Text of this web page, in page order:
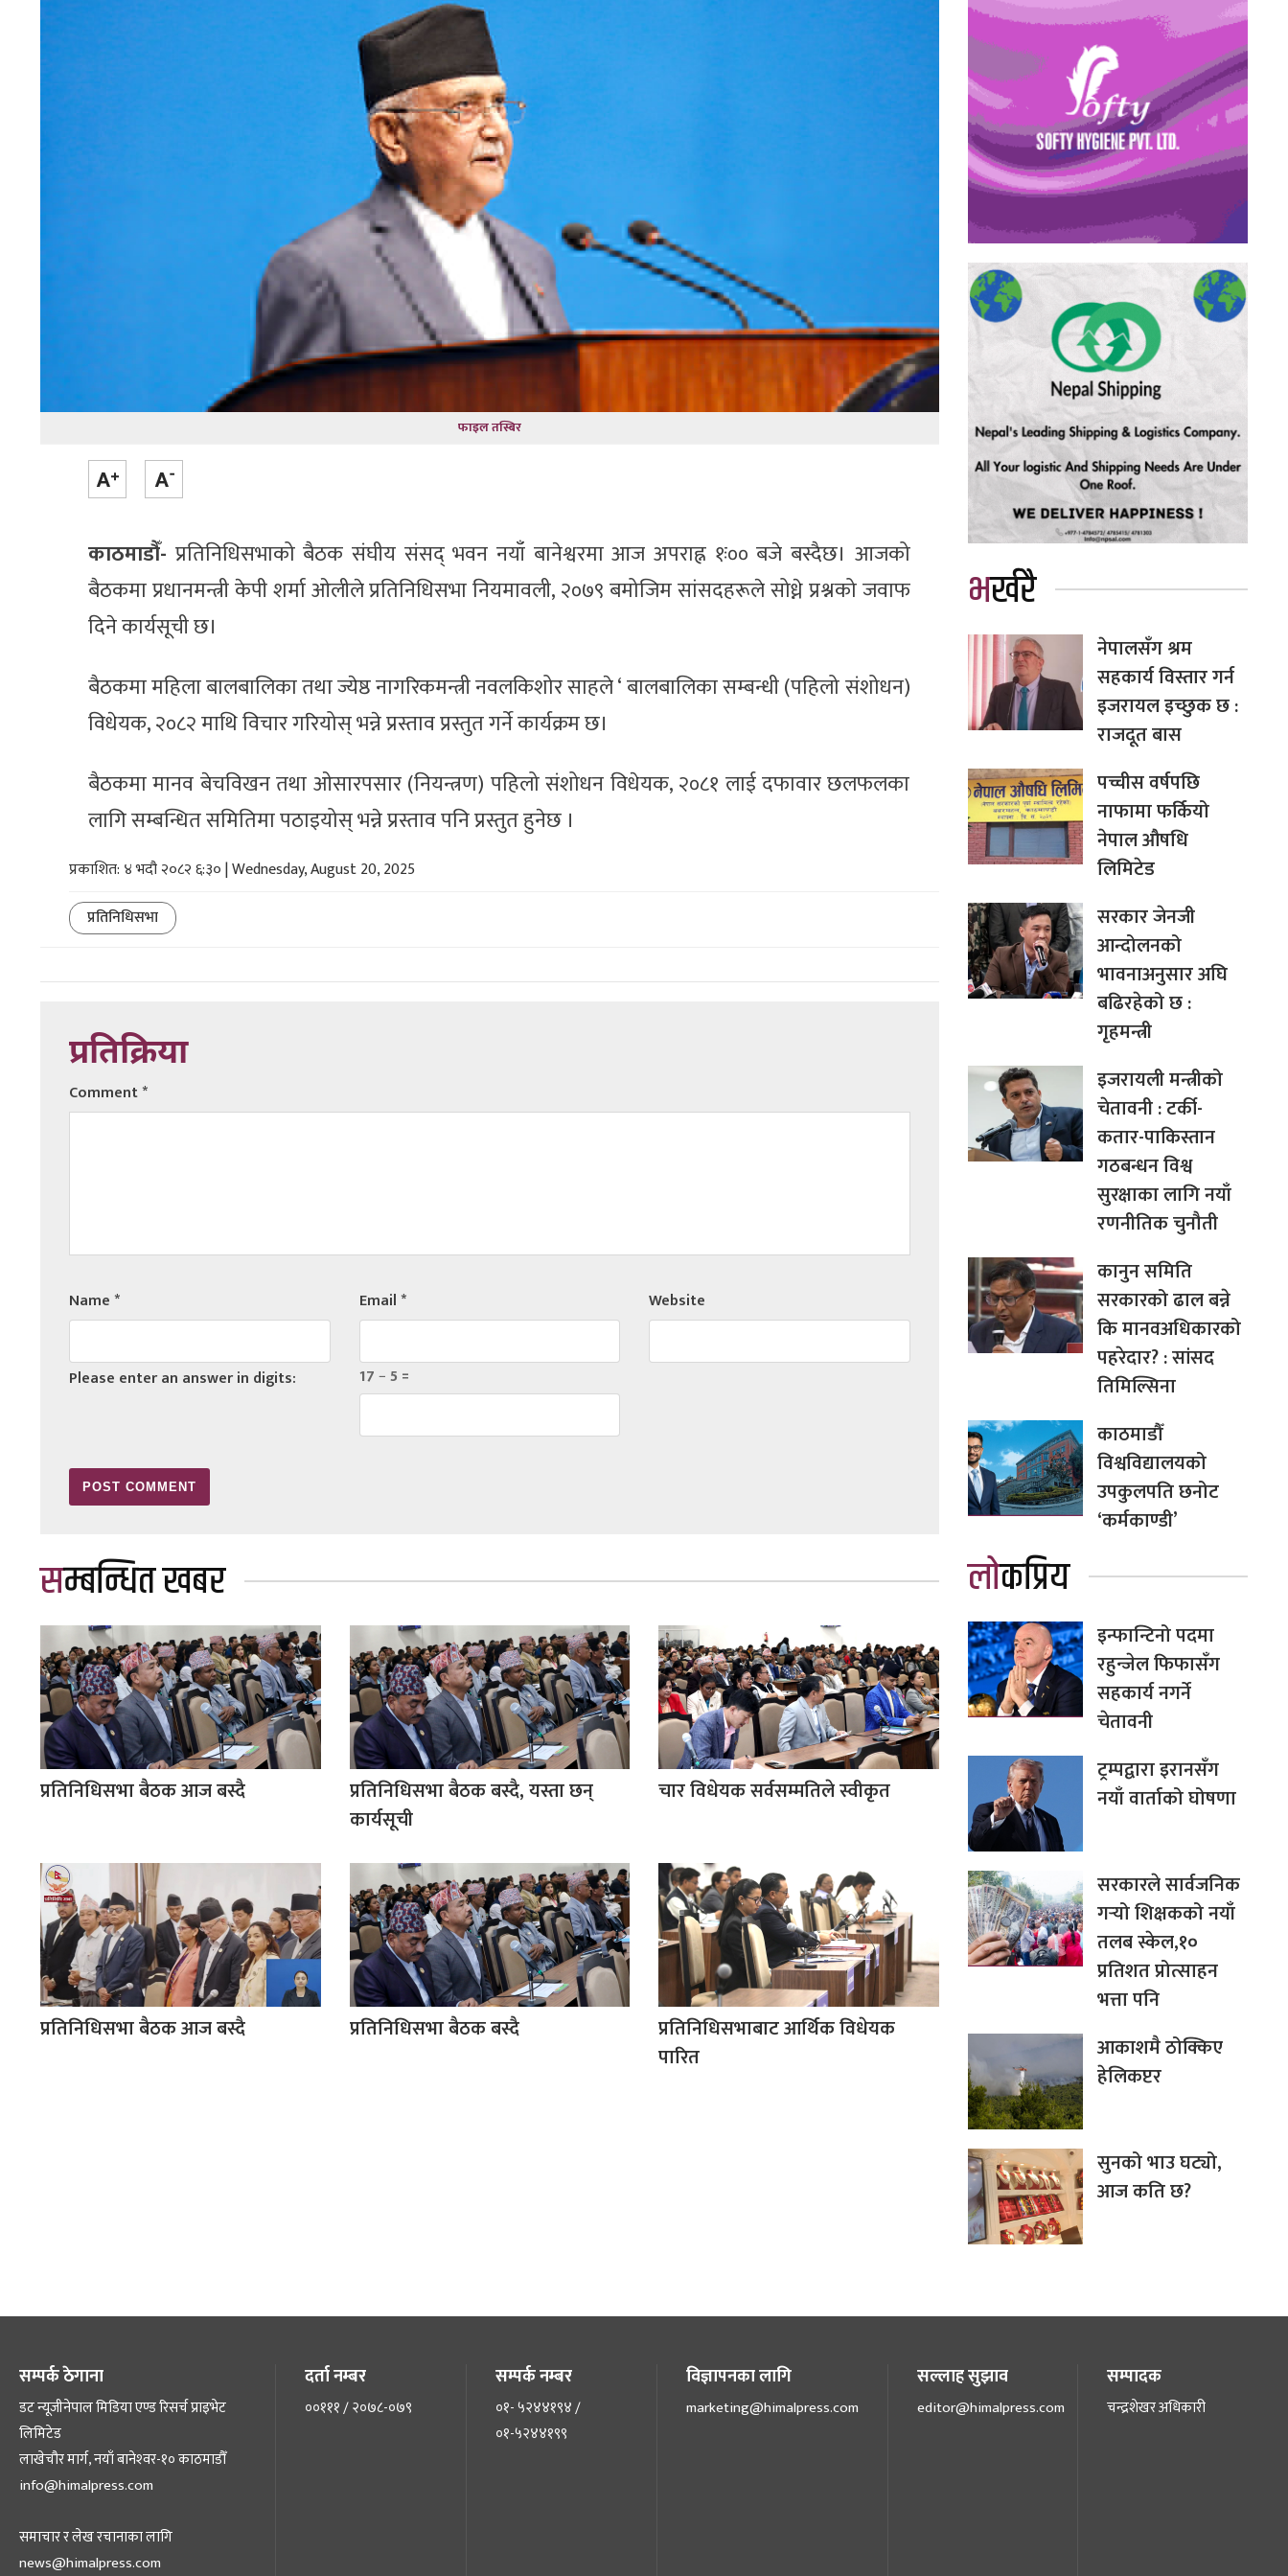
फाइल तस्बिर
काठमाडौँ- प्रतिनिधिसभाको बैठक संघीय संसद् भवन नयाँ बानेश्वरमा आज अपराह्न १ः०० बजे बस्दैछ। आजको
बैठकमा प्रधानमन्त्री केपी शर्मा ओलीले प्रतिनिधिसभा नियमावली, २०७९ बमोजिम सांसदहरूले सोध्ने प्रश्नको जवाफ
दिने कार्यसूची छ।
बैठकमा महिला बालबालिका तथा ज्येष्ठ नागरिकमन्त्री नवलकिशोर साहले ‘ बालबालिका सम्बन्धी (पहिलो संशोधन)
विधेयक, २०८२ माथि विचार गरियोस् भन्ने प्रस्ताव प्रस्तुत गर्ने कार्यक्रम छ।
बैठकमा मानव बेचविखन तथा ओसारपसार (नियन्त्रण) पहिलो संशोधन विधेयक, २०८१ लाई दफावार छलफलका
लागि सम्बन्धित समितिमा पठाइयोस् भन्ने प्रस्ताव पनि प्रस्तुत हुनेछ ।
प्रकाशित: ४ भदौ २०८२ ६:३० | Wednesday, August 20, 2025
प्रतिनिधिसभा
प्रतिक्रिया
Comment*
Name* Email* Website
Please enter an answer in digits: 17 − 5 =
सम्बन्धित खबर
प्रतिनिधिसभा बैठक आज बस्दै
प्रतिनिधिसभा बैठक बस्दै, यस्ता छन्
कार्यसूची
चार विधेयक सर्वसम्मतिले स्वीकृत
प्रतिनिधिसभा बैठक आज बस्दै प्रतिनिधिसभा बैठक बस्दै
प्रतिनिधिसभाबाट आर्थिक विधेयक
पारित
भर्खरै
नेपालसँग श्रम
सहकार्य विस्तार गर्न
इजरायल इच्छुक छ :
राजदूत बास
पच्चीस वर्षपछि
नाफामा फर्कियो
नेपाल औषधि
लिमिटेड
सरकार जेनजी
आन्दोलनको
भावनाअनुसार अघि
बढिरहेको छ :
गृहमन्त्री
इजरायली मन्त्रीको
चेतावनी : टर्की-
कतार-पाकिस्तान
गठबन्धन विश्व
सुरक्षाका लागि नयाँ
रणनीतिक चुनौती
कानुन समिति
सरकारको ढाल बन्ने
कि मानवअधिकारको
पहरेदार? : सांसद
तिमिल्सिना
काठमाडौँ
विश्वविद्यालयको
उपकुलपति छनोट
‘कर्मकाण्डी’
लोकप्रिय
इन्फान्टिनो पदमा
रहुन्जेल फिफासँग
सहकार्य नगर्ने
चेतावनी
ट्रम्पद्वारा इरानसँग
नयाँ वार्ताको घोषणा
सरकारले सार्वजनिक
गर्‍यो शिक्षकको नयाँ
तलब स्केल,१०
प्रतिशत प्रोत्साहन
भत्ता पनि
आकाशमै ठोक्किए
हेलिकप्टर
सुनको भाउ घट्यो,
आज कति छ?
सम्पर्क ठेगाना
डट न्यूजीनेपाल मिडिया एण्ड रिसर्च प्राइभेट
लिमिटेड
लाखेचौर मार्ग, नयाँ बानेश्‍वर-१० काठमाडौँ
info@himalpress.com
समाचार र लेख रचानाका लागि
news@himalpress.com
दर्ता नम्बर
००१११ / २०७८-०७९
सम्पर्क नम्बर
०१- ५२४४१९४ /
०१-५२४४१९९
विज्ञापनका लागि
marketing@himalpress.com
सल्लाह सुझाव
editor@himalpress.com
सम्पादक
चन्द्रशेखर अधिकारी